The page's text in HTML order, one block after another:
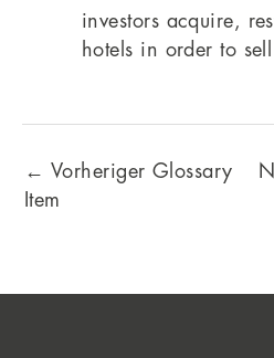
investors acquire,
hotels in order to
← Vorheriger Glossary
Item